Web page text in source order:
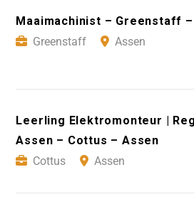
Maaimachinist – Greenstaff
Greenstaff
Assen
Leerling Elektromonteur |
Assen – Cottus – Assen
Cottus
Assen